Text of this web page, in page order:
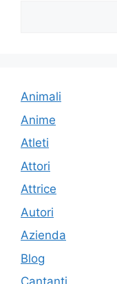
Animali
Anime
Atleti
Attori
Attrice
Autori
Azienda
Blog